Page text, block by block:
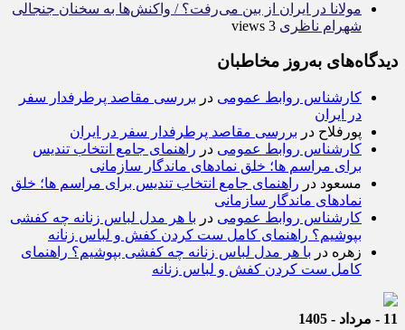
مولانا در ایران از بین می‌رفت؟ / واکنش‌ها به سخنان جنجالی
شهرام ناظری 3 views
دیدگاه‌های به‌روز مخاطبان
کارشناس روابط عمومی در بررسی مقاصد پرطرفدار سفر
در ایران
پورفلاح در بررسی مقاصد پرطرفدار سفر در ایران
کارشناس روابط عمومی در راهنمای جامع انتخاب تندیس
برای مراسم ها؛ خلق نمادهای ماندگار سازمانی
مسعود در راهنمای جامع انتخاب تندیس برای مراسم ها؛ خلق
نمادهای ماندگار سازمانی
کارشناس روابط عمومی در با هر مدل لباس زنانه چه کفشی
بپوشیم؟ راهنمای کامل ست کردن کفش و لباس زنانه
زهره در با هر مدل لباس زنانه چه کفشی بپوشیم؟ راهنمای
کامل ست کردن کفش و لباس زنانه
11 - مرداد - 1405